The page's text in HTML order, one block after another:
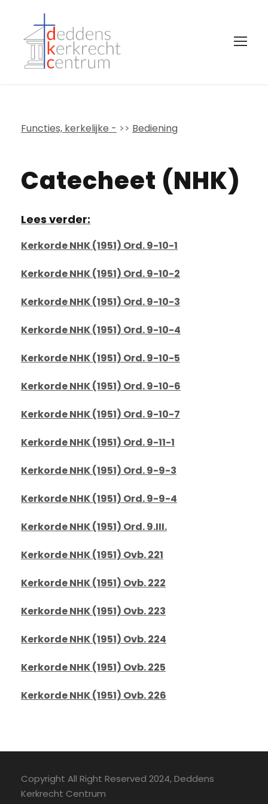
Functies, kerkelijke - >> Bediening
Catecheet (NHK)
Lees verder:
Kerkorde NHK (1951) Ord. 9-10-1
Kerkorde NHK (1951) Ord. 9-10-2
Kerkorde NHK (1951) Ord. 9-10-3
Kerkorde NHK (1951) Ord. 9-10-4
Kerkorde NHK (1951) Ord. 9-10-5
Kerkorde NHK (1951) Ord. 9-10-6
Kerkorde NHK (1951) Ord. 9-10-7
Kerkorde NHK (1951) Ord. 9-11-1
Kerkorde NHK (1951) Ord. 9-9-3
Kerkorde NHK (1951) Ord. 9-9-4
Kerkorde NHK (1951) Ord. 9.III.
Kerkorde NHK (1951) Ovb. 221
Kerkorde NHK (1951) Ovb. 222
Kerkorde NHK (1951) Ovb. 223
Kerkorde NHK (1951) Ovb. 224
Kerkorde NHK (1951) Ovb. 225
Kerkorde NHK (1951) Ovb. 226
Copyright All Right Reserved 2024, Deddens
Kerkrecht Centrum